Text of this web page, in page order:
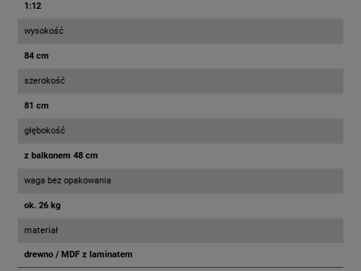
1:12
wysokość
84 cm
szerokość
81 cm
głębokość
z balkonem 48 cm
waga bez opakowania
ok. 26 kg
materiał
drewno / MDF z laminatem